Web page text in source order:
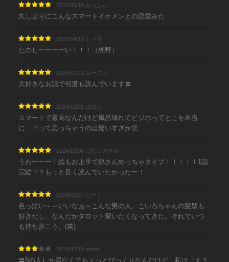
2025/06/19 みっふぃ
久しぶりにこんなスマートイケメンとの恋愛みた
2025/04/13 トメ子
たのしーーーーい！！！（外野）
2025/01/21 みーこん
大好きなお話で何度も読んでいます〓
2024/12/01 ぽぽん
スマートで最高なんだけど風呂壊れてビジホってとこを本当
に…？って思っちゃうのは疑いすぎか笑
2024/10/06 はむシステル
うわーーー！絵もお上手で縣さんめっちゃタイプ！！！！！1話
完結？？もっと長く読んでいたかったー！
2024/02/27 じーく
色っぽい～～いいなぁ～こんな男の人。こいろちゃんの髪型も
好きだし、なんだかタロット習いたくなってきた。それでいつ
も持ち歩こう。(笑)
2024/02/19 mmm
〓5の人しか居なくてちょっとびっくりなんだけど、私は「え？